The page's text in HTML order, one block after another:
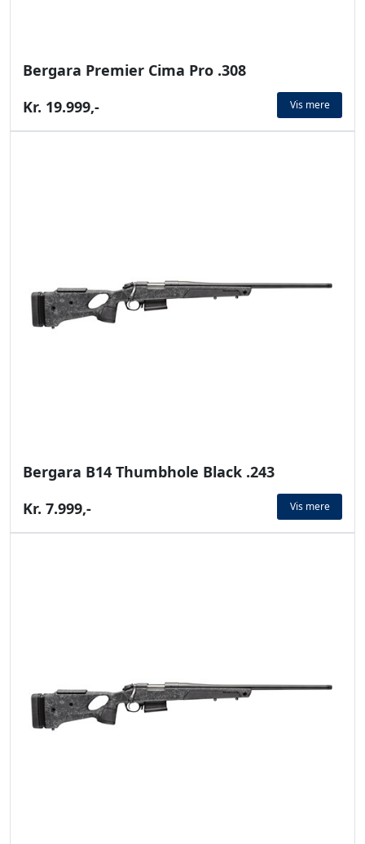
Bergara Premier Cima Pro .308
Kr. 19.999,-
Vis mere
Bergara B14 Thumbhole Black .243
Kr. 7.999,-
Vis mere